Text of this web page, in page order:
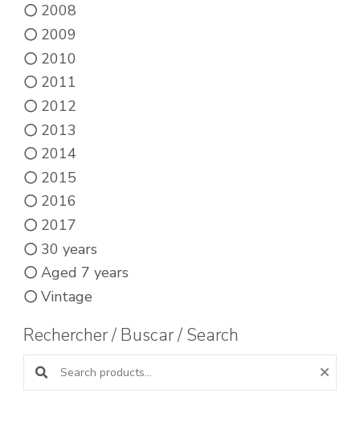
2008
2009
2010
2011
2012
2013
2014
2015
2016
2017
30 years
Aged 7 years
Vintage
Rechercher / Buscar / Search
Search products: